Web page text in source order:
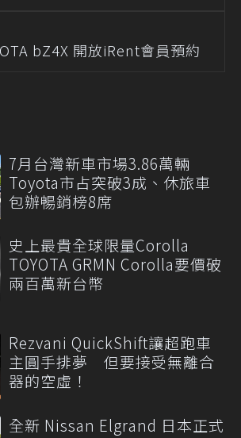
bZ4X 開放iRent會員預約
7月台灣新車市場3.86萬輛
Toyota市占突破3成、休旅車
包辦暢銷榜8席
史上最貴全球限量Corolla
TOYOTA GRMN Corolla要價破
兩百萬新台幣
Rezvani QuickShift讓超跑車
主圓手排夢 但要接受無離合
器的空虛！
全新 Nissan Elgrand 日本正式